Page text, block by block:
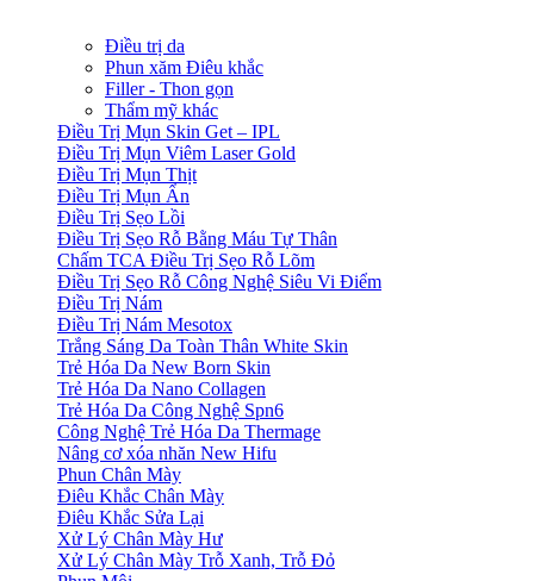
Điều trị da
Phun xăm Điêu khắc
Filler - Thon gọn
Thẩm mỹ khác
Điều Trị Mụn Skin Get – IPL
Điều Trị Mụn Viêm Laser Gold
Điều Trị Mụn Thịt
Điều Trị Mụn Ẩn
Điều Trị Sẹo Lồi
Điều Trị Sẹo Rỗ Bằng Máu Tự Thân
Chấm TCA Điều Trị Sẹo Rỗ Lõm
Điều Trị Sẹo Rỗ Công Nghệ Siêu Vi Điểm
Điều Trị Nám
Điều Trị Nám Mesotox
Trắng Sáng Da Toàn Thân White Skin
Trẻ Hóa Da New Born Skin
Trẻ Hóa Da Nano Collagen
Trẻ Hóa Da Công Nghệ Spn6
Công Nghệ Trẻ Hóa Da Thermage
Nâng cơ xóa nhăn New Hifu
Phun Chân Mày
Điêu Khắc Chân Mày
Điêu Khắc Sửa Lại
Xử Lý Chân Mày Hư
Xử Lý Chân Mày Trỗ Xanh, Trỗ Đỏ